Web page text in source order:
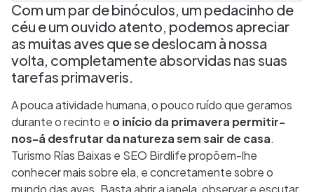
Com um par de binóculos, um pedacinho de
céu e um ouvido atento, podemos apreciar
as muitas aves que se deslocam à nossa
volta, completamente absorvidas nas suas
tarefas primaveris.
A pouca atividade humana, o pouco ruído que geramos
durante o recinto e o início da primavera permitir-
nos-á desfrutar da natureza sem sair de casa.
Turismo Rías Baixas e SEO Birdlife propõem-lhe
conhecer mais sobre ela, e concretamente sobre o
mundo das aves. Basta abrir a janela, observar e escutar